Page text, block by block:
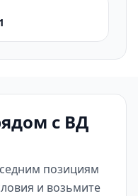
с ВД
позициям
и возьмите